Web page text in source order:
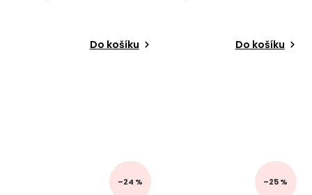
Do košíku Do košíku
–24 % –25 %